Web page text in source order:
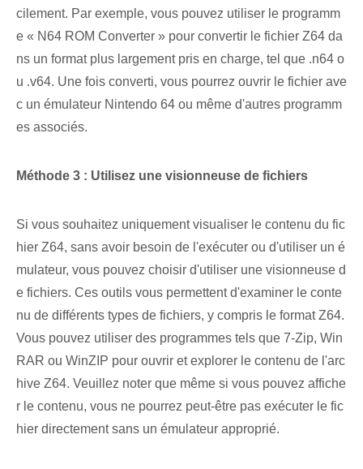
cilement. Par exemple, vous pouvez utiliser le programm
e « N64 ROM Converter » pour convertir le fichier Z64 da
ns un format plus largement pris en charge, tel que .n64 o
u .v64. Une fois converti, vous pourrez ouvrir le fichier ave
c un émulateur Nintendo 64 ou même d'autres programm
es associés.
Méthode 3 : ⁣Utilisez une ⁢visionneuse de fichiers
Si vous souhaitez uniquement visualiser le contenu du fic
hier Z64, sans avoir besoin de l'exécuter ou d'utiliser un é
mulateur, vous pouvez choisir d'utiliser une visionneuse d
e fichiers. Ces outils vous permettent d'examiner le conte
nu de différents types de fichiers, y compris le format Z64.
Vous pouvez utiliser des programmes tels que 7-Zip, Win
RAR ou WinZIP pour ouvrir et explorer le contenu de l'arc
hive Z64. Veuillez noter que même si vous pouvez affiche
r le contenu, vous ne pourrez peut-être pas exécuter le fic
hier directement sans un émulateur approprié.